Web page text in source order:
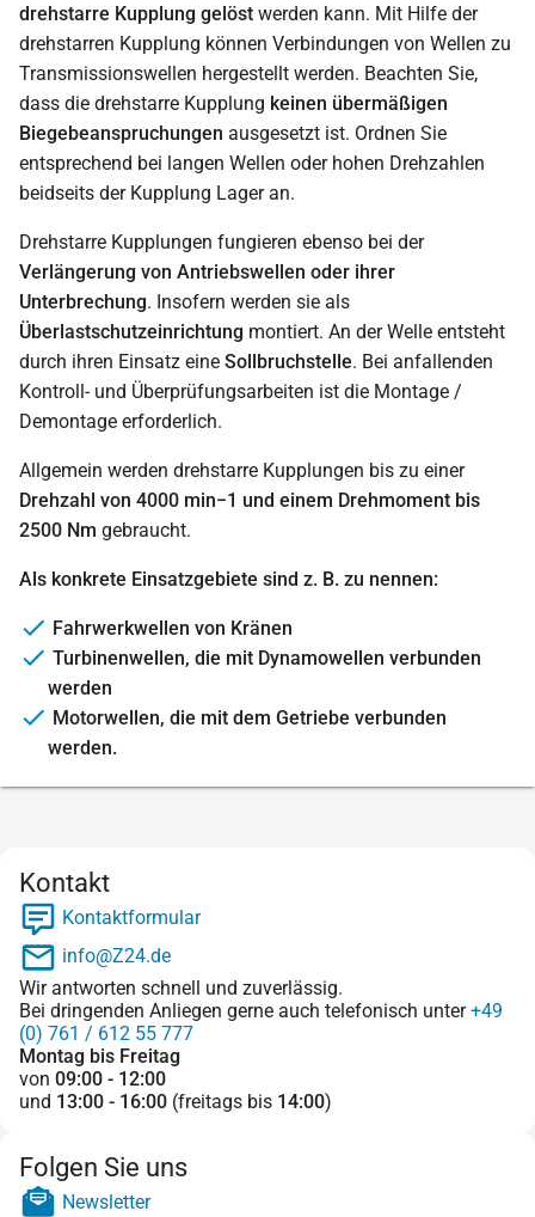
drehstarre Kupplung gelöst werden kann. Mit Hilfe der
drehstarren Kupplung können Verbindungen von Wellen zu
Transmissionswellen hergestellt werden. Beachten Sie,
dass die drehstarre Kupplung keinen übermäßigen
Biegebeanspruchungen ausgesetzt ist. Ordnen Sie
entsprechend bei langen Wellen oder hohen Drehzahlen
beidseits der Kupplung Lager an.
Drehstarre Kupplungen fungieren ebenso bei der
Verlängerung von Antriebswellen oder ihrer
Unterbrechung. Insofern werden sie als
Überlastschutzeinrichtung montiert. An der Welle entsteht
durch ihren Einsatz eine Sollbruchstelle. Bei anfallenden
Kontroll- und Überprüfungsarbeiten ist die Montage /
Demontage erforderlich.
Allgemein werden drehstarre Kupplungen bis zu einer
Drehzahl von 4000 min−1 und einem Drehmoment bis
2500 Nm gebraucht.
Als konkrete Einsatzgebiete sind z. B. zu nennen:
Fahrwerkwellen von Kränen
Turbinenwellen, die mit Dynamowellen verbunden
werden
Motorwellen, die mit dem Getriebe verbunden
werden.
Kontakt
Kontaktformular
info@Z24.de
Wir antworten schnell und zuverlässig.
Bei dringenden Anliegen gerne auch telefonisch unter+49
(0) 761 / 612 55 777
Montag bis Freitag
von 09:00 - 12:00
und 13:00 - 16:00 (freitags bis 14:00)
Folgen Sie uns
Newsletter